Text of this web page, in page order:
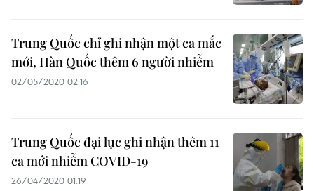
Trung Quốc chỉ ghi nhận một ca mắc
mới, Hàn Quốc thêm 6 người nhiễm
02/05/2020 02:16
Trung Quốc đại lục ghi nhận thêm 11
ca mới nhiễm COVID-19
26/04/2020 01:19